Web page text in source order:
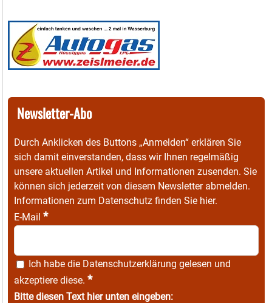
Newsletter-Abo
Durch Anklicken des Buttons „Anmelden“ erklären Sie
sich damit einverstanden, dass wir Ihnen regelmäßig
unsere aktuellen Artikel und Informationen zusenden. Sie
können sich jederzeit von diesem Newsletter abmelden.
Informationen zum Datenschutz finden Sie hier.
E-Mail *
Ich habe die Datenschutzerklärung gelesen und
akzeptiere diese. *
Bitte diesen Text hier unten eingeben: